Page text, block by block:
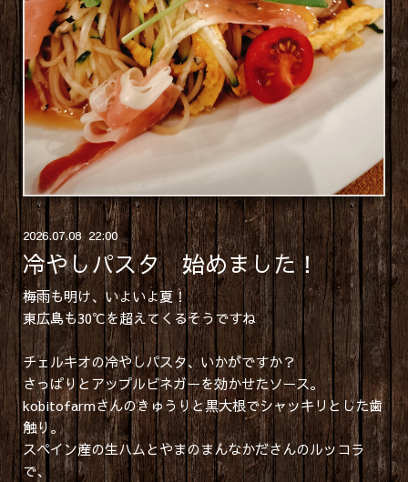
2026.07.08 22:00
冷やしパスタ 始めました！
梅雨も明け、いよいよ夏！
東広島も30℃を超えてくるそうですね
チェルキオの冷やしパスタ、いかがですか？
さっぱりとアップルビネガーを効かせたソース。
kobitofarmさんのきゅうりと黒大根でシャッキリとした歯
触り。
スペイン産の生ハムとやまのまんなかださんのルッコラ
で、